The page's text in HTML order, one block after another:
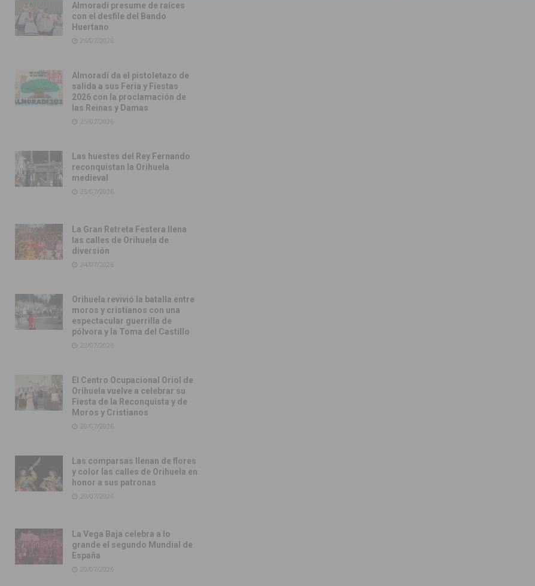
Almoradí presume de raíces
con el desfile del Bando
Huertano
26/07/2026
Almoradí da el pistoletazo de
salida a sus Feria y Fiestas
2026 con la proclamación de
las Reinas y Damas
25/07/2026
Las huestes del Rey Fernando
reconquistan la Orihuela
medieval
25/07/2026
La Gran Retreta Festera llena
las calles de Orihuela de
diversión
24/07/2026
Orihuela revivió la batalla entre
moros y cristianos con una
espectacular guerrilla de
pólvora y la Toma del Castillo
22/07/2026
El Centro Ocupacional Oriol de
Orihuela vuelve a celebrar su
Fiesta de la Reconquista y de
Moros y Cristianos
20/07/2026
Las comparsas llenan de flores
y color las calles de Orihuela en
honor a sus patronas
20/07/2026
La Vega Baja celebra a lo
grande el segundo Mundial de
España
20/07/2026